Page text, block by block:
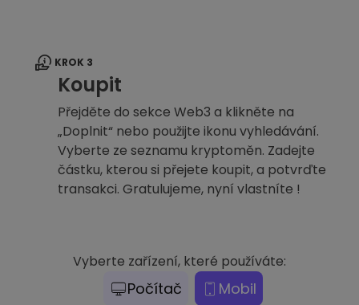
KROK 3
Koupit
Přejděte do sekce Web3 a klikněte na
„Doplnit“ nebo použijte ikonu vyhledávání.
Vyberte ze seznamu kryptoměn. Zadejte
částku, kterou si přejete koupit, a potvrďte
transakci. Gratulujeme, nyní vlastníte !
Vyberte zařízení, které používáte:
Počítač Mobil